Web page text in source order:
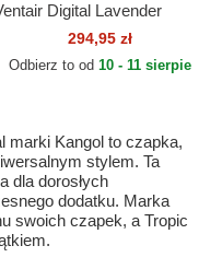
Digital Lavender
294,95 zł
Odbierz to od 10 - 11 sierpie
marki Kangol to czapka,
stylem. Ta
dla dorosłych
dodatku. Marka
swoich czapek, a Tropic